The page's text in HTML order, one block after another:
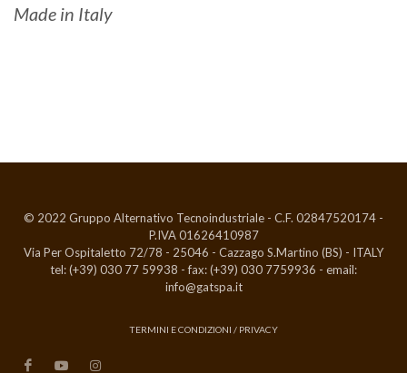
Made in Italy
© 2022 Gruppo Alternativo Tecnoindustriale - C.F. 02847520174 -
P.IVA 01626410987
Via Per Ospitaletto 72/78 - 25046 - Cazzago S.Martino (BS) - ITALY
tel: (+39) 030 77 59938 - fax: (+39) 030 7759936 - email:
info@gatspa.it
TERMINI E CONDIZIONI / PRIVACY